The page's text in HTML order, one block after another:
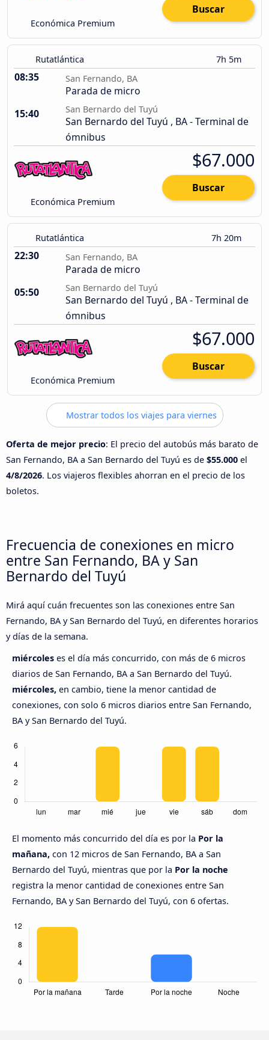
Económica Premium
Buscar
Rutatlántica 7h 5m
08:35 San Fernando, BA
Parada de micro
15:40
San Bernardo del Tuyú
San Bernardo del Tuyú , BA - Terminal de
ómnibus
Económica Premium
$67.000
Buscar
Rutatlántica 7h 20m
22:30 San Fernando, BA
Parada de micro
05:50
San Bernardo del Tuyú
San Bernardo del Tuyú , BA - Terminal de
ómnibus
Económica Premium
$67.000
Buscar
Mostrar todos los viajes para viernes
Oferta de mejor precio: El precio del autobús más barato de
San Fernando, BA a San Bernardo del Tuyú es de $55.000 el
4/8/2026. Los viajeros flexibles ahorran en el precio de los
boletos.
Frecuencia de conexiones en micro
entre San Fernando, BA y San
Bernardo del Tuyú
Mirá aquí cuán frecuentes son las conexiones entre San
Fernando, BA y San Bernardo del Tuyú, en diferentes horarios
y días de la semana.
miércoles es el día más concurrido, con más de 6 micros
diarios de San Fernando, BA a San Bernardo del Tuyú.
miércoles, en cambio, tiene la menor cantidad de
conexiones, con solo 6 micros diarios entre San Fernando,
BA y San Bernardo del Tuyú.
El momento más concurrido del día es por la Por la
mañana, con 12 micros de San Fernando, BA a San
Bernardo del Tuyú, mientras que por la Por la noche
registra la menor cantidad de conexiones entre San
Fernando, BA y San Bernardo del Tuyú, con 6 ofertas.